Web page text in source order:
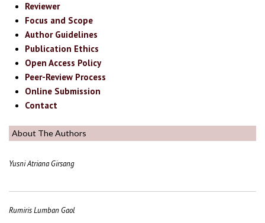
Reviewer
Focus and Scope
Author Guidelines
Publication Ethics
Open Access Policy
Peer-Review Process
Online Submission
Contact
About The Authors
Yusni Atriana Girsang
Rumiris Lumban Gaol